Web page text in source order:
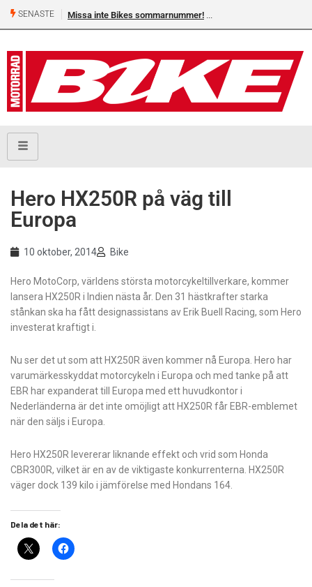
SENASTE Missa inte Bikes sommarnummer!
Hero HX250R på väg till
Europa
10 oktober, 2014 Bike
Hero MotoCorp, världens största motorcykeltillverkare, kommer
lansera HX250R i Indien nästa år. Den 31 hästkrafter starka
stånkan ska ha fått designassistans av Erik Buell Racing, som Hero
investerat kraftigt i.
Nu ser det ut som att HX250R även kommer nå Europa. Hero har
varumärkesskyddat motorcykeln i Europa och med tanke på att
EBR har expanderat till Europa med ett huvudkontor i
Nederländerna är det inte omöjligt att HX250R får EBR-emblemet
när den säljs i Europa.
Hero HX250R levererar liknande effekt och vrid som Honda
CBR300R, vilket är en av de viktigaste konkurrenterna. HX250R
väger dock 139 kilo i jämförelse med Hondans 164.
Dela det här: